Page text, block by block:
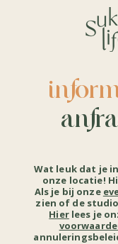
Wat leuk dat je
onze locatie!
Als je bij onze
zien of de
Hierlees je